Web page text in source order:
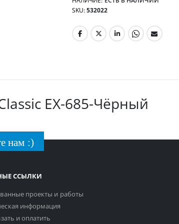
SKU 532022
EX-685-Чёрный
нам :)
ССЫЛКИ
проекты и работы
информация
и оплатить